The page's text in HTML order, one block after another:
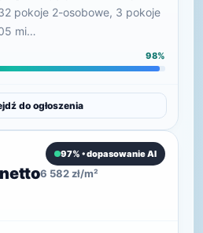
pokoje 2-osobowe, 3 pokoje
mi…
98%
do ogłoszenia
97% • dopasowanie AI
6 582 zł/m²